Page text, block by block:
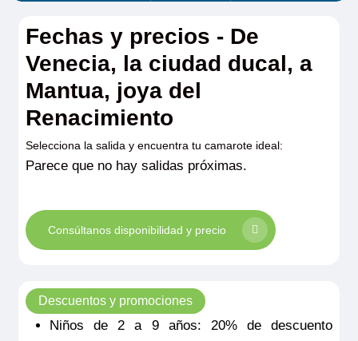
Fechas y precios - De
Venecia, la ciudad ducal, a
Mantua, joya del
Renacimiento
Selecciona la salida y encuentra tu camarote ideal:
Parece que no hay salidas próximas.
Consúltanos disponibilidad y precio
Descuentos y promociones
Niños de 2 a 9 años: 20% de descuento